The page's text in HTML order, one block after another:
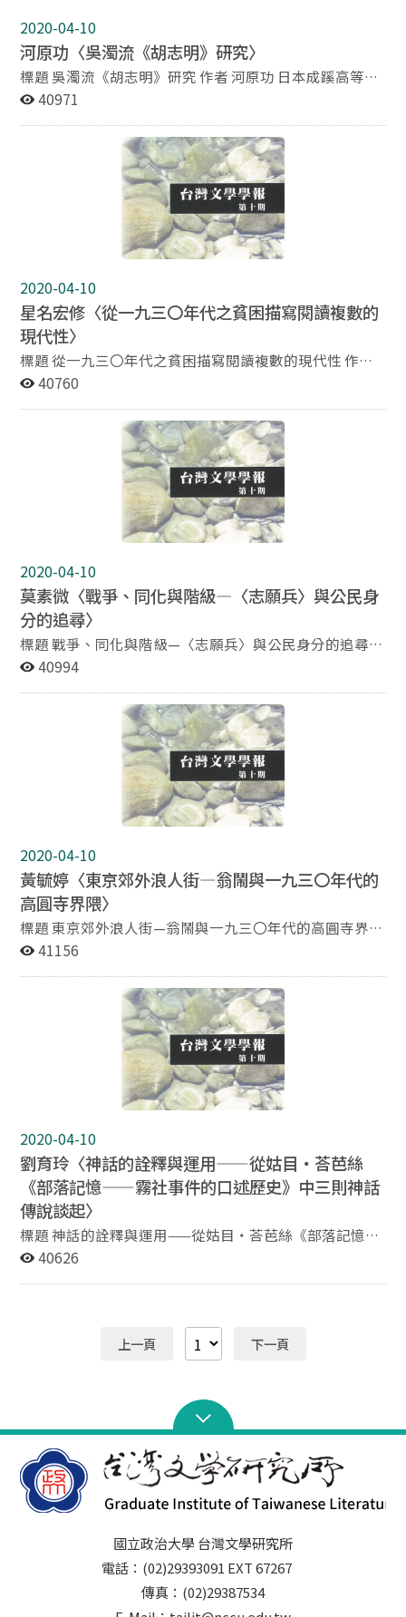
意識來看，歷史古蹟巡禮的大旅行或個人性質的私人逗
留，都不能視為單純無害的行為。 日本殖民在塑造東亞現
代性中扮演著重要角色。日本現代化（即西化）過程，透
過日本帝國意圖的篩選，曲折連結了一個從大連、首爾、
貢，形成一個殖民都會文化城市（colonial
cosmopolitan）的大連環。透過這些殖民都會的互動，
可了解殖民現代性的形成、流通、轉化的過程。本文研究
從十九世紀末的前殖民到二十世紀中殖民期間，台灣與日
本之間的文化流動的文學表象。探討日本人戰前／戰後對
台灣的觀點如何發展於台灣多文體的旅行書寫與大眾化的
推理小說上，並試評美麗的台灣景色如何與大帝國意識型
2020-04-10
河原功〈吳濁流《胡志明》研究〉
標題 吳濁流《胡志明》研究 作者 河原功 日本成蹊高等學
校教諭、日本大學兼任講師 摘要 吳濁流之長篇小說《亞
說內容、作品結構與情節安排上，以身為台灣人而遭受之
歧視、精神上的痛楚為主要題材之《胡志明》，可說與
《亞細亞的孤兒》並無太大差異。但經比較後可發現，其
主要相異處在於：一、主角姓名由「胡志明」改為「胡太
明」。二、第二篇中胡志明心儀對象「月英」的自殺，以
及其對胡志明的衝擊，在《亞細亞的孤兒》與其後版本皆
刪除不見。三、《胡志明》與《亞細亞的孤兒》之字數出
58%，尤其是做為主要精神所在的第四篇與第五篇，更縮
減至50%以下。故《胡志明》實不可與《亞細亞的孤兒》
逕以同一作品視之。 因為是以皇民化時期的台灣為作品舞
台，《胡志明》中隨處可見作者吳濁流對總督府（志願兵
制度、米穀管理令）以及皇民奉公運動（勤勞動員、消防
訓練、挖掘防空洞、改姓名運動、廢止寺廟、廢止台灣戲
曲、稻米與貴金屬之供出、強制獻金及儲蓄）的批判；反
戰意識的呈現；對日本精神的質疑（如拆除後藤新平銅
像）；對官吏與知識分子的批判等。更有對盲從於時勢以
及假政策之名中飽私囊之台灣人的批判；以及對於只能以
旁觀者自居的作者自身的批判。在《胡志明》中，吳濁流
所呈現的批判態度，其激烈程度遠超過《亞細亞的孤
《胡志明》之中實蘊含了包括對自我存在意義探求等之深
刻問題。
40971
2020-04-10
星名宏修〈從一九三〇年代之貧困描寫閱讀複數的
現代性〉
標題 從一九三〇年代之貧困描寫閱讀複數的現代性 作者
星名宏修 琉球大學法文學部副教授 摘要 一九三五年一月
二的〈島都的近代風景〉與王錦江的〈夜雨〉兩篇短篇小
說，都捕捉了台北正在蛻變的樣貌。兩位作者所描寫的
「島都」的「近代性」，特別突顯了大稻埕的光與影。 琅
石生的〈闇〉（《台灣文藝》，1935年2月）與黃氏寶桃
的〈人生〉（《台灣新文學》，1935年12月）與上述兩
篇作品約莫同時期發表。本論文將以後者二作為中心，對
大稻埕內部的黑暗面以及「島都」以外「地方區域」的經
40760
2020-04-10
莫素微〈戰爭、同化與階級—〈志願兵〉與公民身
分的追尋〉
標題 戰爭、同化與階級—〈志願兵〉與公民身分的追尋
作者 莫素微 中華技術學院共同科專任講師 摘要 〈志願
並成為他思考「皇民化」問題的起點。但戰後，〈志願
兵〉卻為周金波在台灣文學的地位，換取了「皇民作家」
等充滿爭議性的名聲。 過去的多數評論認為〈志願兵〉所
欲傳達的是一種對殖民母國日本的終極認同，以致自陷殖
民者刻意創造的殖民思維或殖民心態，屬於殖民政策的產
物。然而，這種解釋忽略了文學作品作為公共領域、提供
內在辯論的功能。 本文試圖藉由對文本與殖民台灣之社會
了一個以論辯消滅異質認同的公共領域。小說中的主角，
代表了不同階級的台灣人，使用過去不曾存在於台灣島上
的共同語言，藉著這個公共領域，進行消除異質化認同的
論辯。客觀的第一人稱，除了作為一個冷靜自省的凝視結
構，也是容納一切可能目標、算計的平台。〈志願兵〉這
個論壇，並不是終極的目標或信念，而是被周金波策略性
地用來反映殖民體制下人性共同的真實，因為它仍然允許
對帝國作為與價值的懷疑，與個人利益的算計等供台灣人
40994
2020-04-10
黃毓婷〈東京郊外浪人街—翁鬧與一九三〇年代的
高圓寺界隈〉
標題 東京郊外浪人街—翁鬧與一九三〇年代的高圓寺界隈
作者 黃毓婷 東京大學綜合文化研究科比較文學研究博士
員會發表「解散聲明」的一九三四年當年，一個殖民地青
年來到了首都東京。他是出身彰化社頭一個貧窮農村的翁
鬧。一九二九年從台中師範學校畢業後，懷抱著作家之志
前往首都東京，卻潦倒東京街頭，不到三十五歲即去逝，
也有一說是死在精神醫院裡。縱然辭世太早，獨特的作品
風格和入選內地文學獎的事實都使翁鬧成為文壇上的傳奇
人物。本文從翁鬧之所以成為一則傳說的經過，探究當時
街——高圓寺界隈〉追尋作家個人史的細節。藉著翁鬧的
提示，在此得以重現三〇年代存在於大潮流之外的左派群
集，在鉤沉「高圓寺界隈」其地其人具體的相貌之餘，也
41156
2020-04-10
劉育玲〈神話的詮釋與運用——從姑目‧荅芭絲
《部落記憶——霧社事件的口述歷史》中三則神話
傳說談起〉
標題 神話的詮釋與運用——從姑目‧荅芭絲《部落記憶
──霧社事件的口述歷史》中三則神話傳說談起 作者 劉
臨的社會生活景況，在某種程度上其實與原始初民所身處
的神話世界頗為相近。因此，即便人們如今的思維方式已
小說、電影等，以滿足自身的幻想和填補信仰的空缺外，
其記憶中遙遠的古老神話也從過去穿透時空的阻隔，以不
同的面貌與型態適時地在今日發揮作用。以台灣原住民族
為例，由於目前仍然有一些神話在民間活絡著，因此神話
與族群及當代社會的關係顯然更為緊密，而這種緊密關係
我們可從其族群積極對神話的詮釋和運用中略窺端倪。
40626
上一頁 下一頁
國立政治大學 台灣文學研究所
電話：(02)29393091 EXT 67267
傳真：(02)29387534